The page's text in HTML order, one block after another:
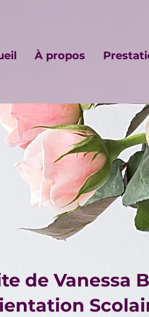
À propos
de Vanessa